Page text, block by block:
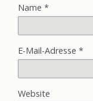
Name *
E-Mail-Adresse *
Website